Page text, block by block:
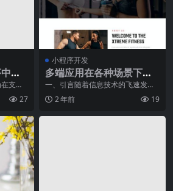
实
支付
非常
27
小程序开发
多端应用在各种场景下的
实际应用
一、引言随着信息技术的飞速发
展，多端应用逐渐成为各行各业不
可或缺的组成部分。多端
2 年前 19